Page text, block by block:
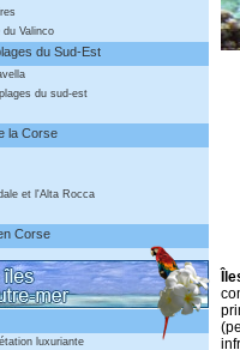
Valinco
du Sud-Est
du sud-est
la Corse
et l'Alta Rocca
Corse
luxuriante